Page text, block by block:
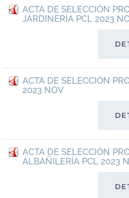
ACTA DE SELECCIÓN
JARDINERÍA PCL 2023
ACTA DE SELECCIÓN
2023 NOV
ACTA DE SELECCIÓN
ALBAÑILERÍA PCL 2023